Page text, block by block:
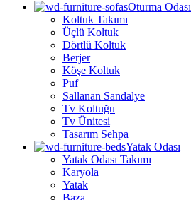
Oturma Odası
Koltuk Takımı
Üçlü Koltuk
Dörtlü Koltuk
Berjer
Köşe Koltuk
Puf
Sallanan Sandalye
Tv Koltuğu
Tv Ünitesi
Tasarım Sehpa
Yatak Odası
Yatak Odası Takımı
Karyola
Yatak
Baza